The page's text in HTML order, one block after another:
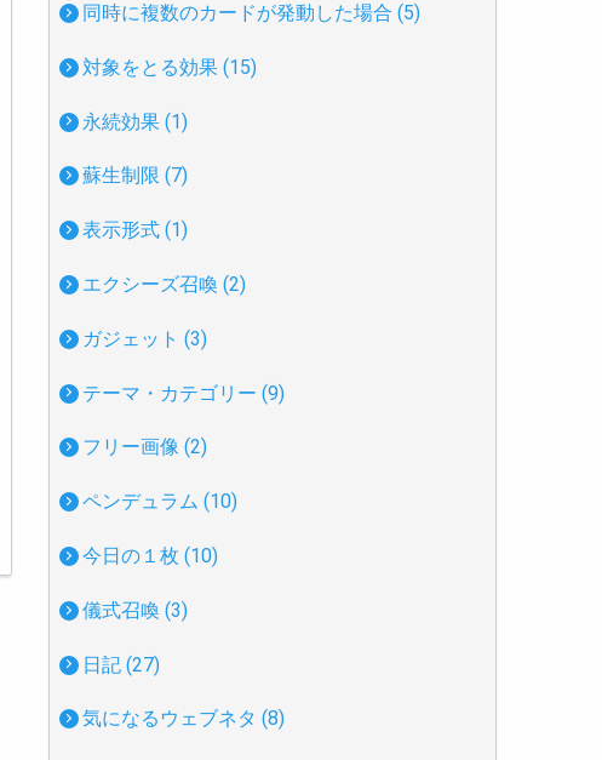
同時に複数のカードが発動した場合 (5)
対象をとる効果 (15)
永続効果 (1)
蘇生制限 (7)
表示形式 (1)
エクシーズ召喚 (2)
ガジェット (3)
テーマ・カテゴリー (9)
フリー画像 (2)
ペンデュラム (10)
今日の１枚 (10)
儀式召喚 (3)
日記 (27)
気になるウェブネタ (8)